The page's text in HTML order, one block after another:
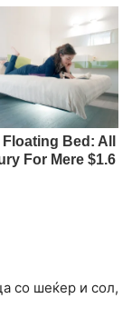
со шеќер и сол,